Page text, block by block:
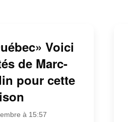
Voici
de Marc-
pour cette
à 15:57